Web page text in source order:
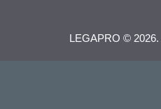
LEGAPRO © 2026.